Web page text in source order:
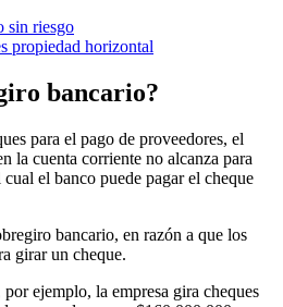
sin riesgo
propiedad horizontal
bancario?
para el pago de proveedores, el
la cuenta corriente no alcanza para
el banco puede pagar el cheque
bancario, en razón a que los
girar un cheque.
por ejemplo, la empresa gira cheques